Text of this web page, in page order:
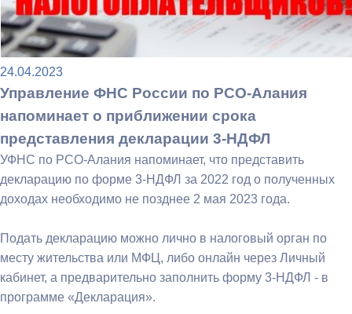
24.04.2023
Управление ФНС России по РСО-Алания
напоминает о приближении срока
представления декларации 3-НДФЛ
УФНС по РСО-Алания напоминает, что представить
декларацию по форме 3-НДФЛ за 2022 год о полученных
доходах необходимо не позднее 2 мая 2023 года.
Подать декларацию можно лично в налоговый орган по
месту жительства или МФЦ, либо онлайн через Личный
кабинет, а предварительно заполнить форму 3-НДФЛ - в
программе «Декларация».